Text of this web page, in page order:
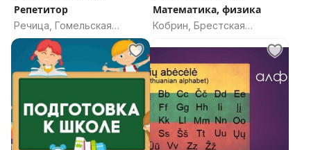
Репетитор
Речица, Гомельская
область
Математика, физика
Кобрин, Брестская